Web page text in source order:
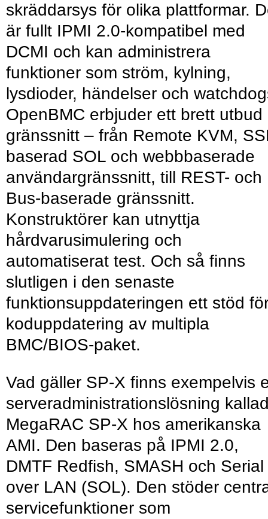
skräddarsys för olika plattformar.
är fullt IPMI 2.0-kompatibel med
DCMI och kan administrera
funktioner som ström, kylning,
lysdioder, händelser och
OpenBMC erbjuder ett brett utbud
gränssnitt – från Remote KVM,
baserad SOL och webb­baserade
användargränssnitt, till REST- och
Bus-baserade gränssnitt.
Konstruktörer kan utnyttja
hårdvarusimulering och
automatiserat test. Och så finns
slutligen i den senaste
funktionsuppdateringen ett stöd
koduppdatering av multipla
BMC/BIOS-paket.
Vad gäller SP-X finns exempelvis
serveradministrationslösning
MegaRAC SP-X hos amerikanska
AMI. Den baseras på IPMI 2.0,
DMTF Redfish, SMASH och Serial
over LAN (SOL). Den stöder
servicefunktioner som